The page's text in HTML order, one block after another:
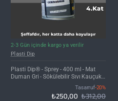
İNDIRIM'DE
2-3 Gün içinde kargo ya verilir
Plasti Dip
Plasti Dip® - Sprey - 400 ml - Mat
Duman Gri - Sökülebilir Sıvı Kauçuk
Tasarruf-20%
₺250,00 ₺312,00